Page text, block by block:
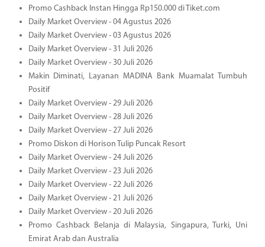
Promo Cashback Instan Hingga Rp150.000 di Tiket.com
Daily Market Overview - 04 Agustus 2026
Daily Market Overview - 03 Agustus 2026
Daily Market Overview - 31 Juli 2026
Daily Market Overview - 30 Juli 2026
Makin Diminati, Layanan MADINA Bank Muamalat Tumbuh
Positif
Daily Market Overview - 29 Juli 2026
Daily Market Overview - 28 Juli 2026
Daily Market Overview - 27 Juli 2026
Promo Diskon di Horison Tulip Puncak Resort
Daily Market Overview - 24 Juli 2026
Daily Market Overview - 23 Juli 2026
Daily Market Overview - 22 Juli 2026
Daily Market Overview - 21 Juli 2026
Daily Market Overview - 20 Juli 2026
Promo Cashback Belanja di Malaysia, Singapura, Turki, Uni
Emirat Arab dan Australia